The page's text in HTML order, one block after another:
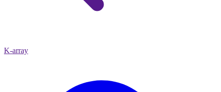
K-array